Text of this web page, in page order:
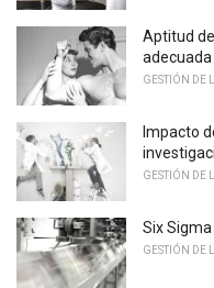
Aptitud
GESTIÓN DE
Impacto
GESTIÓN DE
Six
GESTIÓN DE